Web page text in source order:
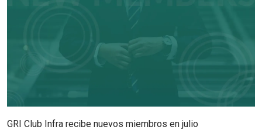
GRI Club Infra recibe nuevos miembros en julio